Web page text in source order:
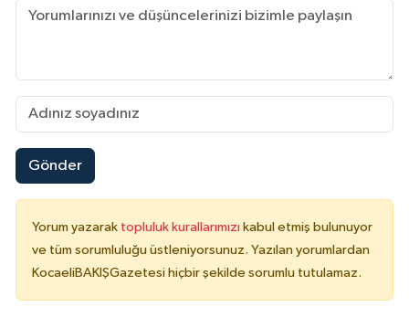
Gönder
Yorum yazarak topluluk kurallarımızı kabul etmiş bulunuyor
ve tüm sorumluluğu üstleniyorsunuz. Yazılan yorumlardan
KocaeliBAKIŞGazetesi hiçbir şekilde sorumlu tutulamaz.